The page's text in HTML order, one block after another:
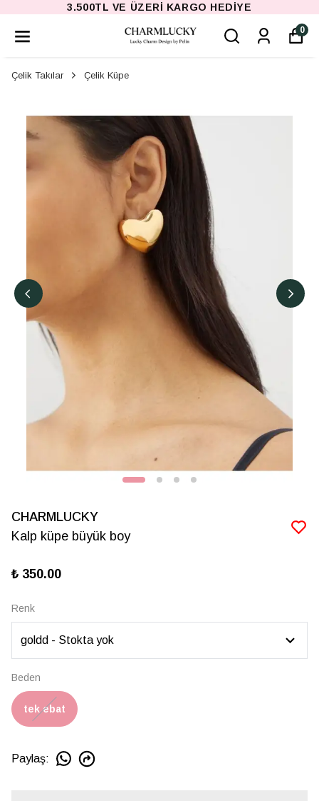
3.500TL VE ÜZERI KARGO HEDIYE
0
Çelik Takılar Çelik Küpe
CHARMLUCKY
Kalp küpe büyük boy
₺ 350.00
Renk
Beden
tek ebat
Paylaş: